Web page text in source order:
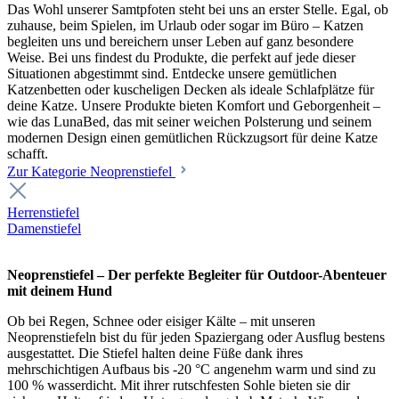
Das Wohl unserer Samtpfoten steht bei uns an erster Stelle. Egal, ob
zuhause, beim Spielen, im Urlaub oder sogar im Büro – Katzen
begleiten uns und bereichern unser Leben auf ganz besondere
Weise. Bei uns findest du Produkte, die perfekt auf jede dieser
Situationen abgestimmt sind. Entdecke unsere gemütlichen
Katzenbetten oder kuscheligen Decken als ideale Schlafplätze für
deine Katze. Unsere Produkte bieten Komfort und Geborgenheit –
wie das LunaBed, das mit seiner weichen Polsterung und seinem
modernen Design einen gemütlichen Rückzugsort für deine Katze
schafft.
Zur Kategorie Neoprenstiefel
Herrenstiefel
Damenstiefel
Neoprenstiefel – Der perfekte Begleiter für Outdoor-Abenteuer
mit deinem Hund
Ob bei Regen, Schnee oder eisiger Kälte – mit unseren
Neoprenstiefeln bist du für jeden Spaziergang oder Ausflug bestens
ausgestattet. Die Stiefel halten deine Füße dank ihres
mehrschichtigen Aufbaus bis -20 °C angenehm warm und sind zu
100 % wasserdicht. Mit ihrer rutschfesten Sohle bieten sie dir